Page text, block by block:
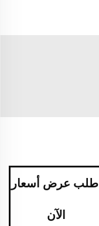
اطلب عرض أسعار
الآن